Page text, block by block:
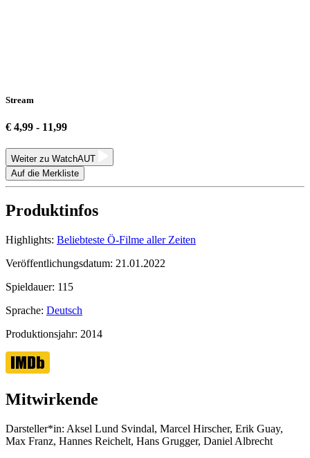
Stream
€ 4,99 - 11,99
Weiter zu WatchAUT
Auf die Merkliste
Produktinfos
Highlights: Beliebteste Ö-Filme aller Zeiten
Veröffentlichungsdatum: 21.01.2022
Spieldauer: 115
Sprache: Deutsch
Produktionsjahr: 2014
Mitwirkende
Darsteller*in: Aksel Lund Svindal, Marcel Hirscher, Erik Guay,
Max Franz, Hannes Reichelt, Hans Grugger, Daniel Albrecht